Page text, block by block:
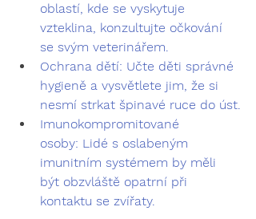
oblastí, kde se vyskytuje
vzteklina, konzultujte očkování
se svým veterinářem.
Ochrana dětí: Učte děti správné
hygieně a vysvětlete jim, že si
nesmí strkat špinavé ruce do úst.
Imunokompromitované
osoby: Lidé s oslabeným
imunitním systémem by měli
být obzvláště opatrní při
kontaktu se zvířaty.